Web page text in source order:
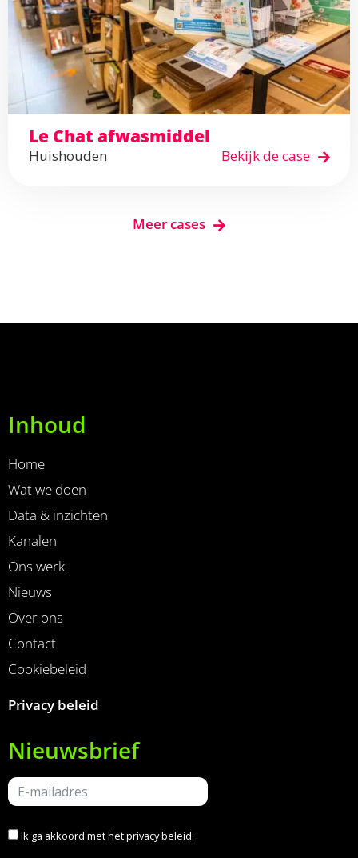
Le Chat afwasmiddel
Huishouden Bekijk de case
Meer cases
Inhoud
Home
Wat we doen
Data & inzichten
Kanalen
Ons werk
Nieuws
Over ons
Contact
Cookiebeleid
Privacy beleid
Nieuwsbrief
Ik ga akkoord met hetprivacy beleid.